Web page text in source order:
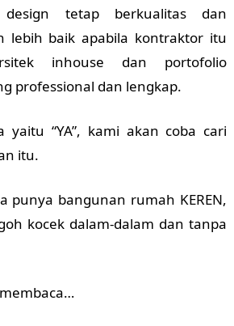
tetap berkualitas dan
lebih baik apabila kontraktor itu
inhouse dan portofolio
professional dan lengkap.
yaitu “YA”, kami akan coba cari
itu.
punya bangunan rumah KEREN,
kocek dalam-dalam dan tanpa